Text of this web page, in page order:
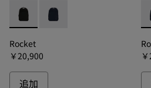
Rocket - B1246-211 - ロケット
Rocket - B1246-254 - ロ
Rocket
￥20,900
追加